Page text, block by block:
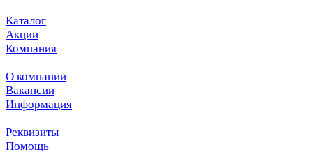
Каталог
Акции
Компания
О компании
Вакансии
Информация
Реквизиты
Помощь